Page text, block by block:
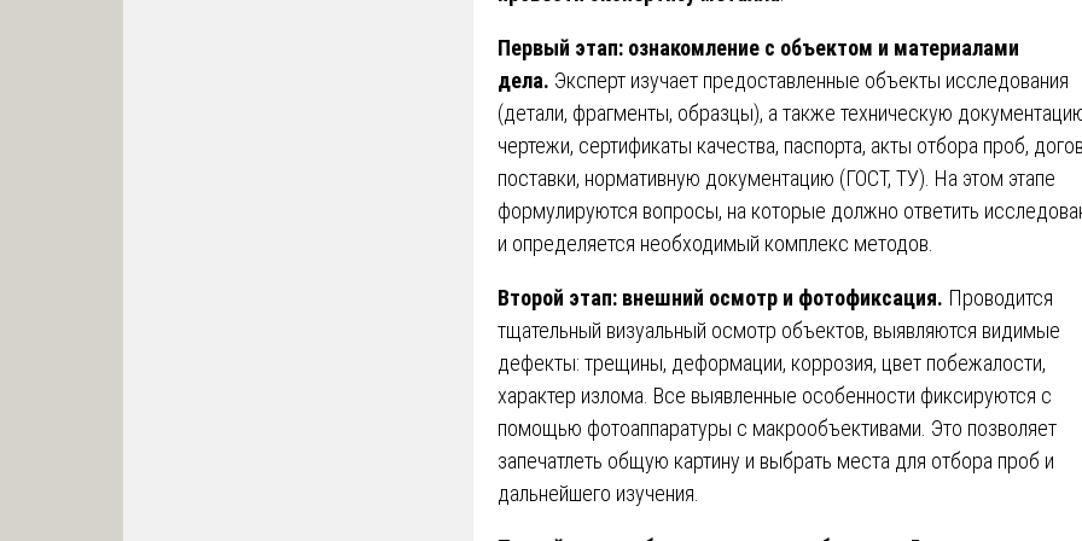
Первый этап: ознакомление с объектом и материалами
дела. Эксперт изучает предоставленные объекты исследования
(детали, фрагменты, образцы), а также техническую
чертежи, сертификаты качества, паспорта, акты отбора проб,
поставки, нормативную документацию (ГОСТ, ТУ). На этом этапе
формулируются вопросы, на которые должно ответить
и определяется необходимый комплекс методов.
Второй этап: внешний осмотр и фотофиксация. Проводится
тщательный визуальный осмотр объектов, выявляются видимые
дефекты: трещины, деформации, коррозия, цвет побежалости,
характер излома. Все выявленные особенности фиксируются с
помощью фотоаппаратуры с макрообъективами. Это позволяет
запечатлеть общую картину и выбрать места для отбора проб и
дальнейшего изучения.